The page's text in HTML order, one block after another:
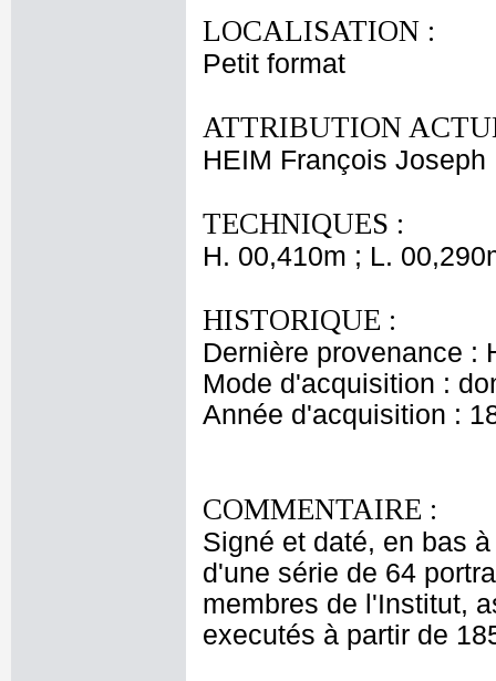
LOCALISATION :
Petit format
ATTRIBUTION
HEIM François Joseph
TECHNIQUES :
H. 00,410m ; L.
HISTORIQUE :
Dernière provenance :
Mode d'acquisition :
Année d'acquisition :
COMMENTAIRE :
Signé et daté, en bas
d'une série de 64
membres de l'Institut,
executés à partir de